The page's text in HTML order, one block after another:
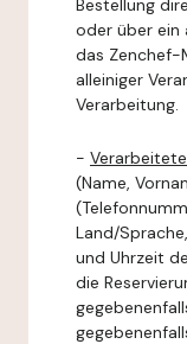
Bestellung
oder über ein
das Zenchef-
alleiniger
Verarbeitung.
-
(Name,
Land/
und Uhrzeit
die